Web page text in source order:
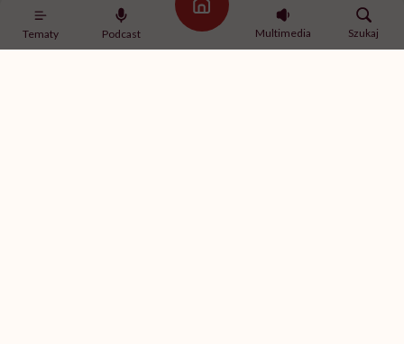
Tematy Podcast
Strona główna
Multimedia
Szukaj
Kontakt z redakcją
redakcja@hellozdrowie.pl